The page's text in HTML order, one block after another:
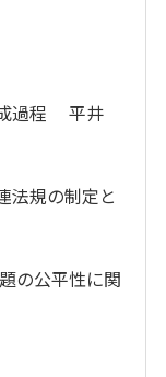
成過程 平井
法規の制定と
の公平性に関